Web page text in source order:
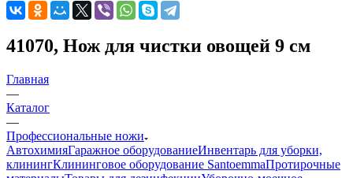
41070, Нож для чистки овощей 9 см
Главная
—
Каталог
—
Профессиональные ножи
АвтохимияГаражное оборудованиеИнвентарь для уборки,
клинингКлининговое оборудование SantoemmaПротирочные